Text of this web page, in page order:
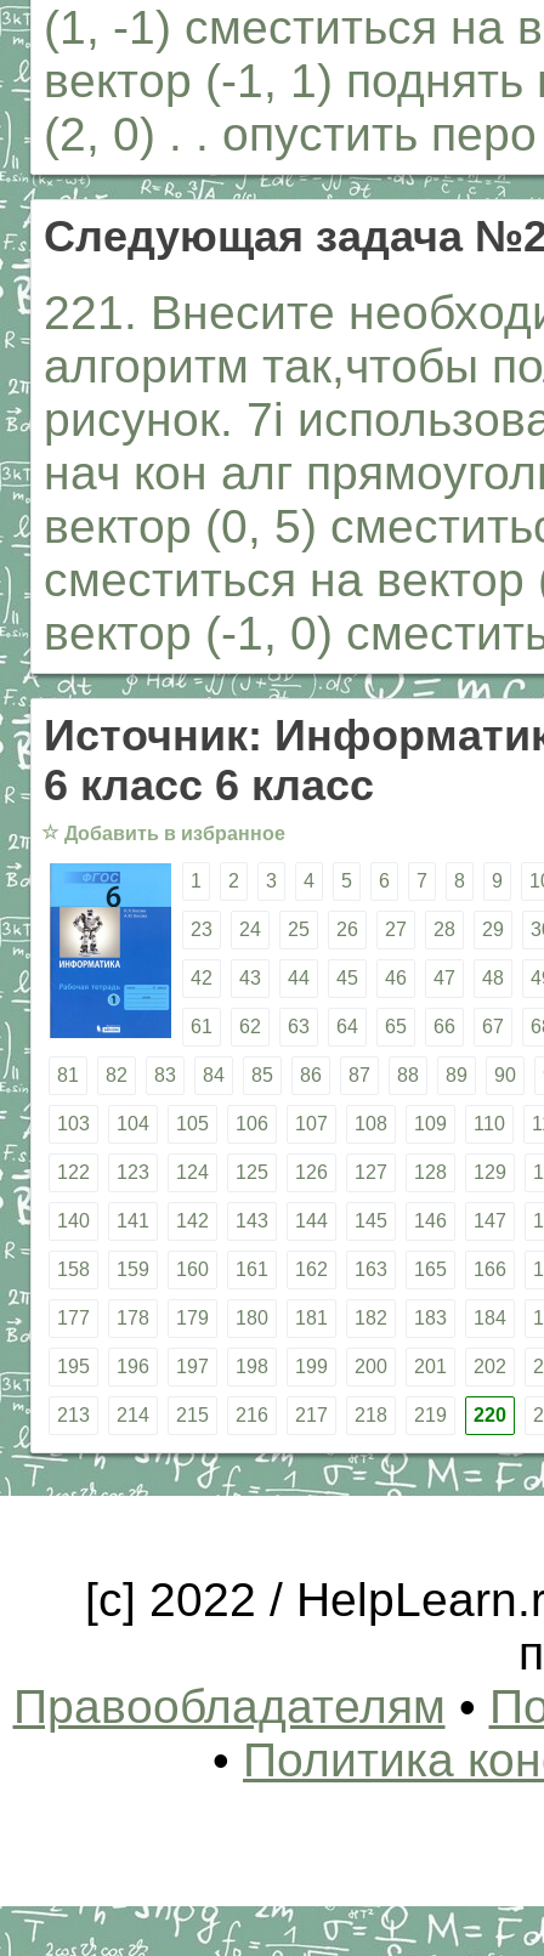
(1, -1) сместиться на
вектор (-1, 1)
(2, 0) . . опустить
Следующая задача
221. Внесите
алгоритм так,чтобы
рисунок. 7i
нач кон алг
вектор (0, 5)
сместиться на
вектор (-1, 0)
Источник:
6 класс 6 класс
☆ Добавить в избранное
1 2 3 4 5 6 7 8 9
23 24 25 26 27 28 29
42 43 44 45 46 47 48
61 62 63 64 65 66 67
81 82 83 84 85 86 87 88 89 90
103 104 105 106 107 108 109 110
122 123 124 125 126 127 128 129
140 141 142 143 144 145 146 147
158 159 160 161 162 163 165 166
177 178 179 180 181 182 183 184
195 196 197 198 199 200 201 202
213 214 215 216 217 218 219 220
[c] 2022 /
Правообладателям •
• Политика